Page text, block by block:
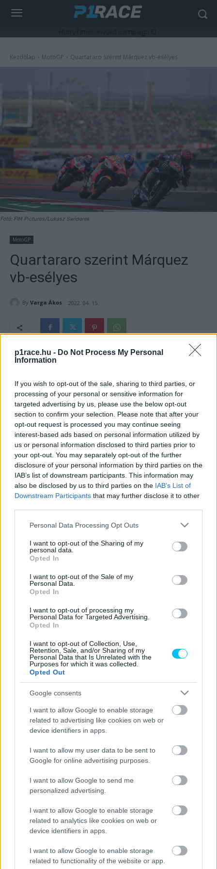
p1race.hu - Do Not Process My Personal
Information
If you wish to opt-out of the sale, sharing to third parties, or
processing of your personal or sensitive information for
targeted advertising by us, please use the below opt-out
section to confirm your selection. Please note that after your
opt-out request is processed you may continue seeing
interest-based ads based on personal information utilized by
us or personal information disclosed to third parties prior to
your opt-out. You may separately opt-out of the further
disclosure of your personal information by third parties on the
IAB’s list of downstream participants. This information may
also be disclosed by us to third parties on the IAB’s List of
Downstream Participants that may further disclose it to other
Please note that this website/app uses one or more Google
not limited to your visit or usage behaviour. You may click to
grant or deny consent to Google and its third-party tags to
use your data for below specified purposes in below Google
consent section.
Personal Data Processing Opt Outs
I want to opt-out of the Sharing of my
personal data.
Opted In
I want to opt-out of the Sale of my
Personal Data.
Opted In
I want to opt-out of processing my
Personal Data for Targeted Advertising.
Opted In
I want to opt-out of Collection, Use,
Retention, Sale, and/or Sharing of my
Personal Data that Is Unrelated with the
Purposes for which it was collected.
Opted Out
Google consents
I want to allow Google to enable storage
related to advertising like cookies on web or
device identifiers in apps.
I want to allow my user data to be sent to
Google for online advertising purposes.
I want to allow Google to send me
personalized advertising.
I want to allow Google to enable storage
related to analytics like cookies on web or
device identifiers in apps.
I want to allow Google to enable storage
related to functionality of the website or app.
Kezdőlap MotoGP Quartararo szerint Márquez vb-esélyes
Fotó: FIM Pictures/Lukasz Swiderek
MotoGP
Quartararo szerint Márquez
vb-esélyes
By Varga Ákos 2022. 04. 15.
- Hirdetés -
Márquez ellen csatázhatott. A francia reméli, később már
előrébb csatázhatnak. A vb-címvédő szerint az ő
versenyében is több volt.
- Hirdetés -
Egyelőre nem az igazi Fabio Quartararo szezonja. A francia
vb-címvédő eddig mindössze egyetlen alkalommal
állhatott dobogóra, éslegutóbb Austinban iscsak hetedik
lett. A yamahásnak nem volt sok esélye a Ducatik ellen, egy
nyolcszoros világbajnok előtte is végzett.
Hasonlóan, tapadás nélkül kezdődött a versenyem, mint
Quartararo. „Viszont legalább jól tudtam védekezni, és
csatáztam egy jót Marc-kal. Még ha sokat küszködtünk is,
a tempónkat tekintve. „
Quartararo elmondása szerint kimondottan élvezte a
csatát, ami elé Marc Márquez állította őt. „ A hatodik
helyért harcoltunk, de akár a győzelemért is
harcolhattunk volna. Marc egyébként is vb-esélyes lesz
idén. Biztosan fogunk még csatázni idén, csak az már a
világbajnoki címért zajlik majd. Ilyenkor ráadásul, egy
ilyen versenyző ellen, mint ő, aki nyolcszoros világbajnok,
mindig tanul valamit az ember. Sajnos a szezonkezdet
Európába, biztos vagyok benne, hogy jobb teljesítményre
leszünk képesek.
- Advertisement -
Fabio Quartararo az eddig teljesített négy versenyen
összesen 44 pontot tudott szerezni. Ezzel jelenleg a
Enea Bastianini mögött.